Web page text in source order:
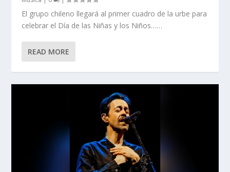
El grupo chileno llegará al primer cuadro de la urbe para
celebrar el Día de las Niñas y los Niños……
READ MORE